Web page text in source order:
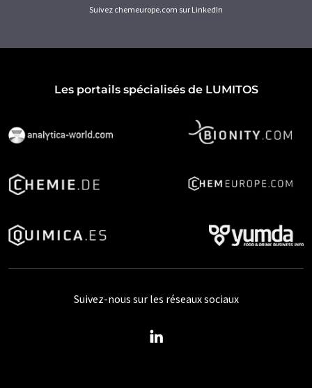
Suivez chemeurope.com sur LinkedIn
Les portails spécialisés de LUMITOS
Suivez-nous sur les réseaux sociaux